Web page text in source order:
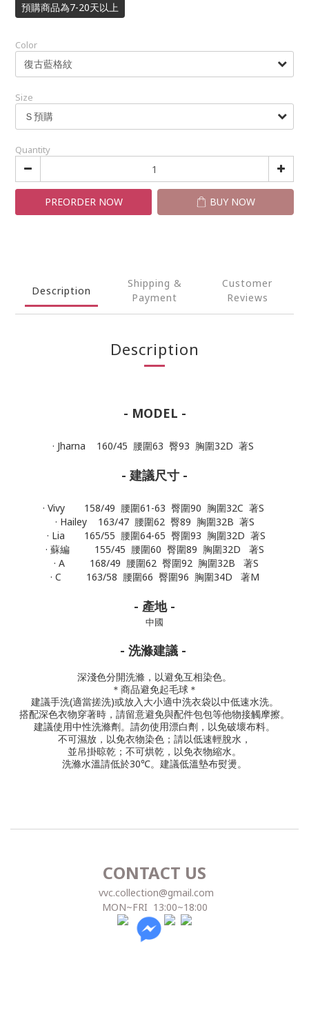
預購商品為7-20天以上
Color
Size
Quantity
PREORDER NOW BUY NOW
Description
Shipping &
Payment
Customer
Reviews
Description
- MODEL -
· Jharna 160/45 腰圍63 臀93 胸圍32D 著S
- 建議尺寸 -
· Vivy 158/49 腰圍61-63 臀圍90 胸圍32C 著S
· Hailey 163/47 腰圍62 臀89 胸圍32B 著S
· Lia 165/55 腰圍64-65 臀圍93 胸圍32D 著S
· 蘇編 155/45 腰圍60 臀圍89 胸圍32D 著S
· A 168/49 腰圍62 臀圍92 胸圍32B 著S
· C 163/58 腰圍66 臀圍96 胸圍34D 著M
- 產地 -
中國
- 洗滌建議 -
深淺色分開洗滌，以避免互相染色。
＊商品避免起毛球＊
建議手洗(適當搓洗)或放入大小適中洗衣袋以中低速水洗。
搭配深色衣物穿著時，請留意避免與配件包包等他物接觸摩擦。
建議使用中性洗滌劑。 請勿使用漂白劑，以免破壞布料。
不可濕放，以免衣物染色；請以低速輕脫水，
並吊掛晾乾；不可烘乾，以免衣物縮水。
洗滌水溫請低於30℃。 建議低溫墊布熨燙。
CONTACT US
vvc.collection@gmail.com
MON~FRI 13:00~18:00